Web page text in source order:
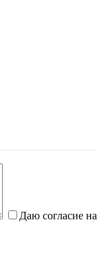
Даю согласие на